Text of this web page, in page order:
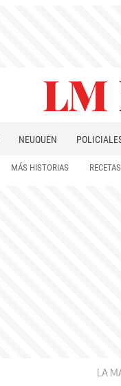
NEUQUÉN
MÁS HISTORIAS
LA